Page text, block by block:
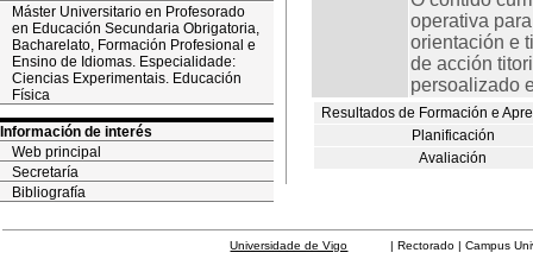
Máster Universitario en Profesorado
en Educación Secundaria Obrigatoria,
Bacharelato, Formación Profesional e
Ensino de Idiomas. Especialidade:
Ciencias Experimentais. Educación
Física
Información de interés
Web principal
Secretaría
Bibliografía
operativa
orientación e
de acción
persoalizado
Resultados de Formación e
Planificación
Avaliación
Universidade de Vigo | Rectorado | Campus